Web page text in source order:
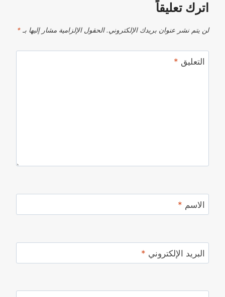
اترك تعليقاً
لن يتم نشر عنوان بريدك الإلكتروني. الحقول الإلزامية مشار إليها بـ *
التعليق *
الاسم *
البريد الإلكتروني *